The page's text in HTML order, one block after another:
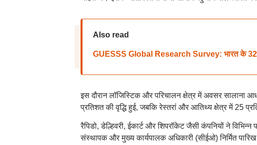
Also read
GUESSS Global Research Survey: भारत के
इस दौरान लॉजिस्टिक और परिचालन क्षेत्र में अवसर सालाना
प्रतिशत की वृद्धि हुई, जबकि रेस्तरां और आतिथ्य क्षेत्र में 25
रैपिडो, डेल्हिवरी, ईकार्ट और शिपरॉकेट जैसी कंपनियों ने
संस्थापक और मुख्य कार्यपालक अधिकारी (सीईओ) निर्मित पारिख